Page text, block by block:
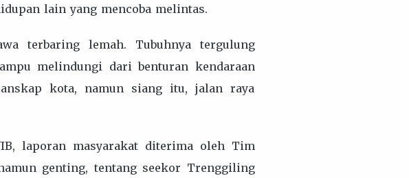
lain yang mencoba melintas.
terbaring lemah. Tubuhnya tergulung
melindungi dari benturan kendaraan
kota, namun siang itu, jalan raya
laporan masyarakat diterima oleh Tim
genting, tentang seekor Trenggiling